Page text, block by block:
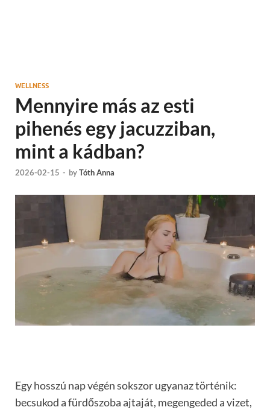
WELLNESS
Mennyire más az esti
pihenés egy jacuzziban,
mint a kádban?
2026-02-15 - byTóth Anna
Egy hosszú nap végén sokszor ugyanaz történik:
becsukod a fürdőszoba ajtaját, megengeded a vizet,